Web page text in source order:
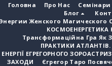
Головна Про Нас Семінари
Блог
Женского Магического
Трансформаційна Гра Як
ПРАКТИКИ
ЕНЕРГІЇ ЕГРЕГОРНОГО
ЗАХОДИ
Єгрегор Таро